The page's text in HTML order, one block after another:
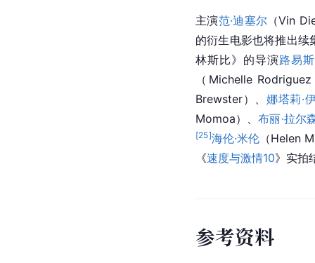
主演范·迪塞尔 （Vin
的衍生电影也将推出续
林斯比》的导演路易
（Michelle
Brewster）、娜塔莉·
Momoa）、布丽·拉尔
[25]海伦·米伦（Helen
《速度与激情10》实拍
参考资料